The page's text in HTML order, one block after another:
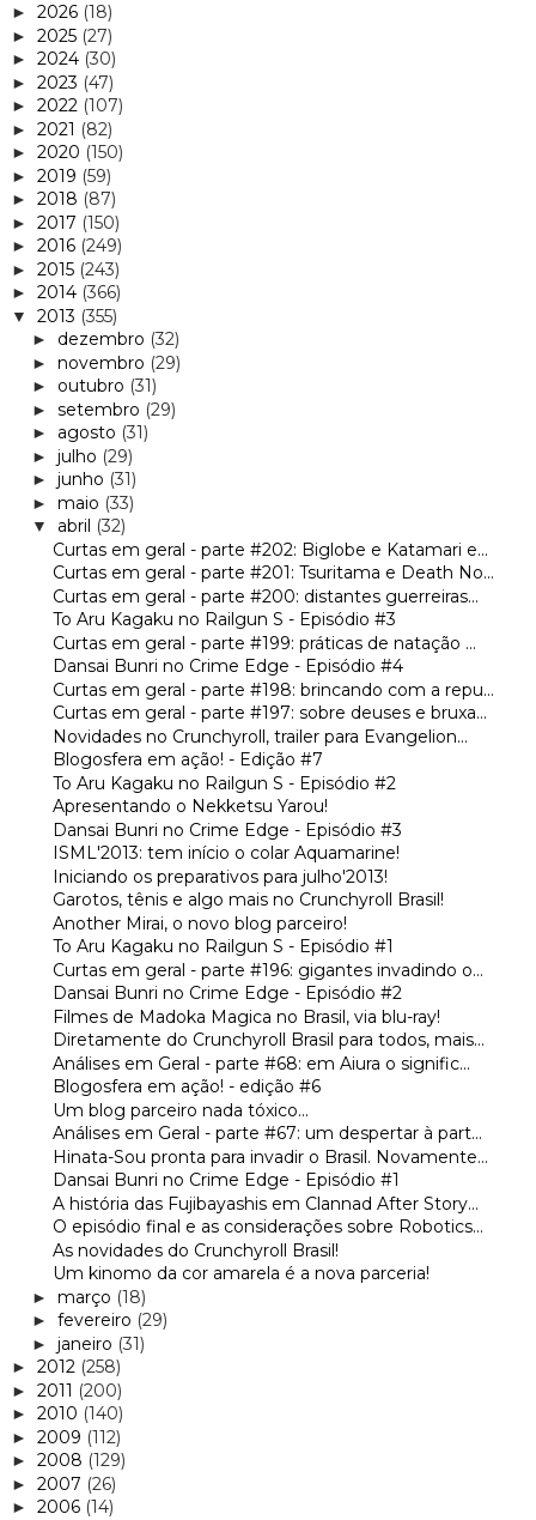
► 2026 (18)
► 2025 (27)
► 2024 (30)
► 2023 (47)
► 2022 (107)
► 2021 (82)
► 2020 (150)
► 2019 (59)
► 2018 (87)
► 2017 (150)
► 2016 (249)
► 2015 (243)
► 2014 (366)
▼ 2013 (355)
► dezembro (32)
► novembro (29)
► outubro (31)
► setembro (29)
► agosto (31)
► julho (29)
► junho (31)
► maio (33)
▼ abril (32)
Curtas em geral - parte #202: Biglobe e Katamari e...
Curtas em geral - parte #201: Tsuritama e Death No...
Curtas em geral - parte #200: distantes guerreiras...
To Aru Kagaku no Railgun S - Episódio #3
Curtas em geral - parte #199: práticas de natação ...
Dansai Bunri no Crime Edge - Episódio #4
Curtas em geral - parte #198: brincando com a repu...
Curtas em geral - parte #197: sobre deuses e bruxa...
Novidades no Crunchyroll, trailer para Evangelion...
Blogosfera em ação! - Edição #7
To Aru Kagaku no Railgun S - Episódio #2
Apresentando o Nekketsu Yarou!
Dansai Bunri no Crime Edge - Episódio #3
ISML'2013: tem início o colar Aquamarine!
Iniciando os preparativos para julho'2013!
Garotos, tênis e algo mais no Crunchyroll Brasil!
Another Mirai, o novo blog parceiro!
To Aru Kagaku no Railgun S - Episódio #1
Curtas em geral - parte #196: gigantes invadindo o...
Dansai Bunri no Crime Edge - Episódio #2
Filmes de Madoka Magica no Brasil, via blu-ray!
Diretamente do Crunchyroll Brasil para todos, mais...
Análises em Geral - parte #68: em Aiura o signific...
Blogosfera em ação! - edição #6
Um blog parceiro nada tóxico...
Análises em Geral - parte #67: um despertar à part...
Hinata-Sou pronta para invadir o Brasil. Novamente...
Dansai Bunri no Crime Edge - Episódio #1
A história das Fujibayashis em Clannad After Story...
O episódio final e as considerações sobre Robotics...
As novidades do Crunchyroll Brasil!
Um kinomo da cor amarela é a nova parceria!
► março (18)
► fevereiro (29)
► janeiro (31)
► 2012 (258)
► 2011 (200)
► 2010 (140)
► 2009 (112)
► 2008 (129)
► 2007 (26)
► 2006 (14)